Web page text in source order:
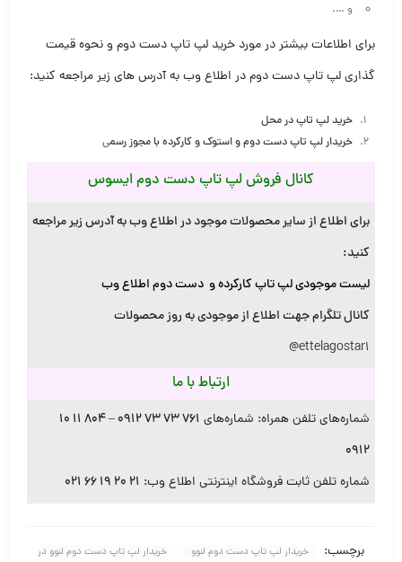
و ….
برای اطلاعات بیشتر در مورد خرید لپ تاپ دست دوم و نحوه قیمت
گذاری لپ تاپ دست دوم در اطلاع وب به آدرس های زیر مراجعه کنید:
خرید لپ تاپ در محل
خریدار لپ تاپ دست دوم و استوک و کارکرده با مجوز رسمی
کانال فروش لپ تاپ دست دوم ایسوس
برای اطلاع از سایر محصولات موجود در اطلاع وب به آدرس زیر مراجعه
کنید:
لیست موجودی لپ تاپ کارکرده و دست دوم اطلاع وب
کانال تلگرام جهت اطلاع از موجودی به روز محصولات
@ettelagostar1
ارتباط با ما
شماره‌های تلفن همراه: شماره‌های
۷۶۱ ۷۳ ۷۳ ۰۹۱۲ – ۸۰۴ ۱۱ ۱۰
۰۹۱۲
شماره تلفن ثابت فروشگاه اینترنتی اطلاع وب: ۲۱ ۲۰ ۱۹ ۶۶ ۰۲۱
برچسب: خریدار لپ تاپ دست دوم لنوو خریدار لپ تاپ دست دوم لنوو در